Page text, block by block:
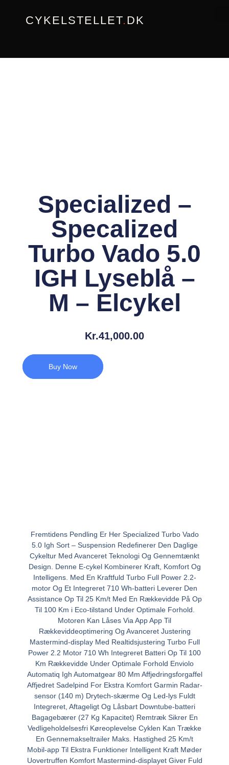
CYKELSTELLET.DK
Specialized –
Specalized
Turbo Vado 5.0
IGH Lyseblå –
M – Elcykel
Kr.41,000.00
Buy Now
Fremtidens Pendling Er Her Specialized Turbo Vado
5.0 Igh Sort – Suspension Redefinerer Den Daglige
Cykeltur Med Avanceret Teknologi Og Gennemtænkt
Design. Denne E-cykel Kombinerer Kraft, Komfort Og
Intelligens. Med En Kraftfuld Turbo Full Power 2.2-
motor Og Et Integreret 710 Wh-batteri Leverer Den
Assistance Op Til 25 Km/t Med En Rækkevidde På Op
Til 100 Km i Eco-tilstand Under Optimale Forhold.
Motoren Kan Låses Via App App Til
Rækkeviddeoptimering Og Avanceret Justering
Mastermind-display Med Realtidsjustering Turbo Full
Power 2.2 Motor 710 Wh Integreret Batteri Op Til 100
Km Rækkevidde Under Optimale Forhold Enviolo
Automatiq Igh Automatgear 80 Mm Affjedringsforgaffel
Affjedret Sadelpind For Ekstra Komfort Garmin Radar-
sensor (140 m) Drytech-skærme Og Led-lys Fuldt
Integreret, Aftageligt Og Låsbart Downtube-batteri
Bagagebærer (27 Kg Kapacitet) Remtræk Sikrer En
Vedligeholdelsesfri Køreoplevelse Cyklen Kan Trække
En Gennemakseltrailer Maks. Hastighed 25 Km/t
Mobil-app Til Ekstra Funktioner Intelligent Kraft Møder
Uovertruffen Komfort Mastermind-displayet Giver Fuld